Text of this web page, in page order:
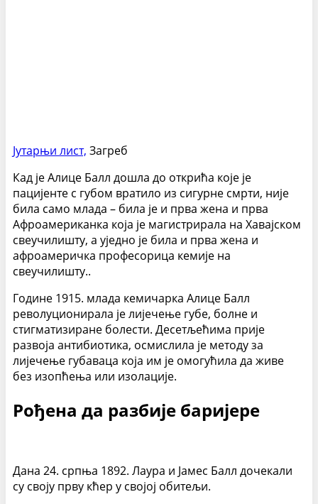
Јутарњи лист, Загреб
Кад је Алице Балл дошла до открића које је
пацијенте с губом вратило из сигурне смрти, није
била само млада – била је и прва жена и прва
Афроамериканка која је магистрирала на Хавајском
свеучилишту, а уједно је била и прва жена и
афроамеричка професорица кемије на
свеучилишту..
Године 1915. млада кемичарка Алице Балл
револуционирала је лијечење губе, болне и
стигматизиране болести. Десетљећима прије
развоја антибиотика, осмислила је методу за
лијечење губаваца која им је омогућила да живе
без изопћења или изолације.
Рођена да разбије баријере
Дана 24. српња 1892. Лаура и Јамес Балл дочекали
су своју прву кћер у својој обитељи.